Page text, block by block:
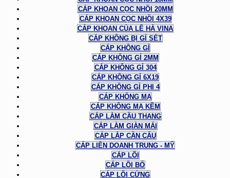
CÁP KHOAN CỌC NHỒI 20MM
CÁP KHOAN CỌC NHỒI 4X39
CÁP KHOAN CỦA LÊ HÀ VINA
CÁP KHÔNG BỊ GỈ SÉT
CÁP KHÔNG GỈ
CÁP KHÔNG GỈ 2MM
CÁP KHÔNG GỈ 304
CÁP KHÔNG GỈ 6X19
CÁP KHÔNG GỈ PHI 4
CÁP KHÔNG MẠ
CÁP KHÔNG MẠ KẼM
CÁP LÀM CẦU THANG
CÁP LÀM GIÀN MÁI
CÁP LẮP CẦN CẨU
CÁP LIÊN DOANH TRUNG - MỸ
CÁP LÕI
CÁP LÕI BỐ
CÁP LÕI CỨNG